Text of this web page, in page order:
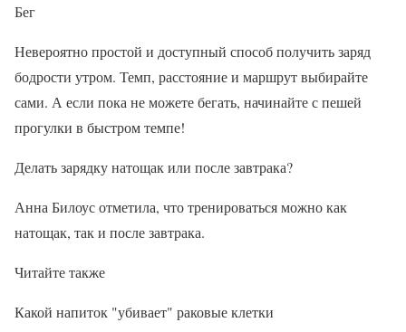
Бег
Невероятно простой и доступный способ получить заряд
бодрости утром. Темп, расстояние и маршрут выбирайте
сами. А если пока не можете бегать, начинайте с пешей
прогулки в быстром темпе!
Делать зарядку натощак или после завтрака?
Анна Билоус отметила, что тренироваться можно как
натощак, так и после завтрака.
Читайте также
Какой напиток "убивает" раковые клетки